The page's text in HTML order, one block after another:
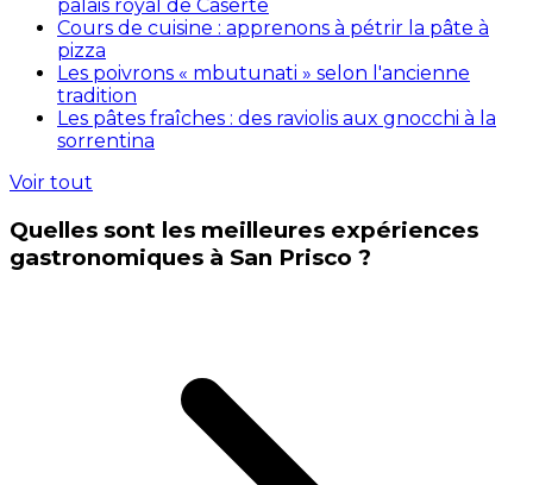
palais royal de Caserte
Cours de cuisine : apprenons à pétrir la pâte à
pizza
Les poivrons « mbutunati » selon l'ancienne
tradition
Les pâtes fraîches : des raviolis aux gnocchi à la
sorrentina
Voir tout
Quelles sont les meilleures expériences
gastronomiques à San Prisco ?